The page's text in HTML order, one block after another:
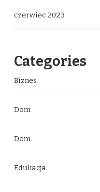
czerwiec 2023
Categories
Biznes
Dom
Dom.
Edukacja